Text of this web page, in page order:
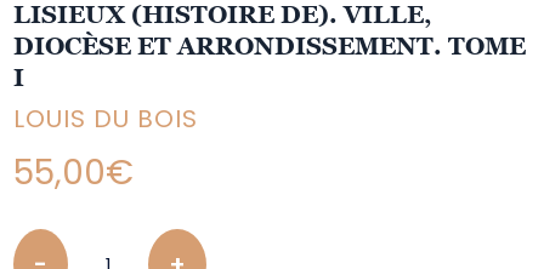
LISIEUX (HISTOIRE DE). VILLE,
DIOCÈSE ET ARRONDISSEMENT. TOME
I
LOUIS DU BOIS
55,00€
Quantity